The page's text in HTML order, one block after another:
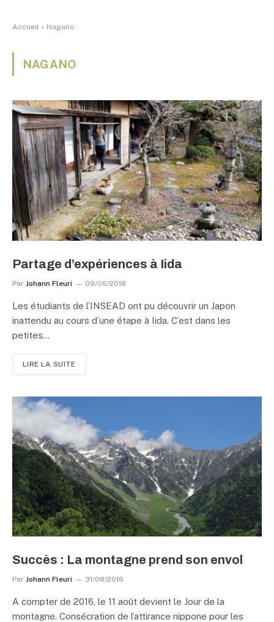
Accueil » Nagano
NAGANO
Partage d’expériences à Iida
Par Johann Fleuri 09/06/2018
Les étudiants de l’INSEAD ont pu découvrir un Japon
inattendu au cours d’une étape à Iida. C’est dans les
petites…
LIRE LA SUITE
Succès : La montagne prend son envol
Par Johann Fleuri 31/08/2016
A compter de 2016, le 11 août devient le Jour de la
montagne. Consécration de l’attirance nippone pour les